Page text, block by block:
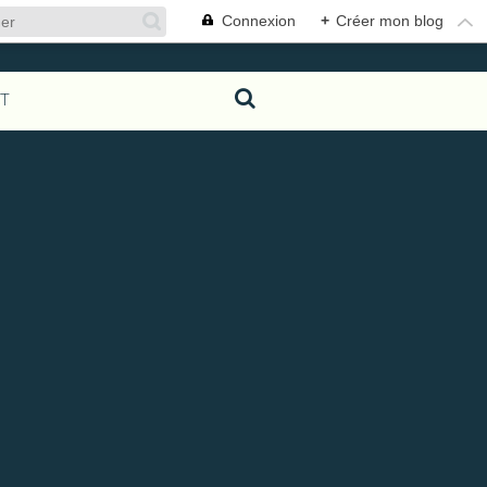
Connexion + Créer mon blog